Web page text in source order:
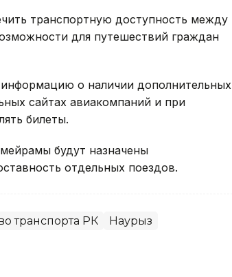
транспортную доступность между
для путешествий граждан
о наличии дополнительных
сайтах авиакомпаний и при
билеты.
будут назначены
отдельных поездов.
транспорта РК Наурыз